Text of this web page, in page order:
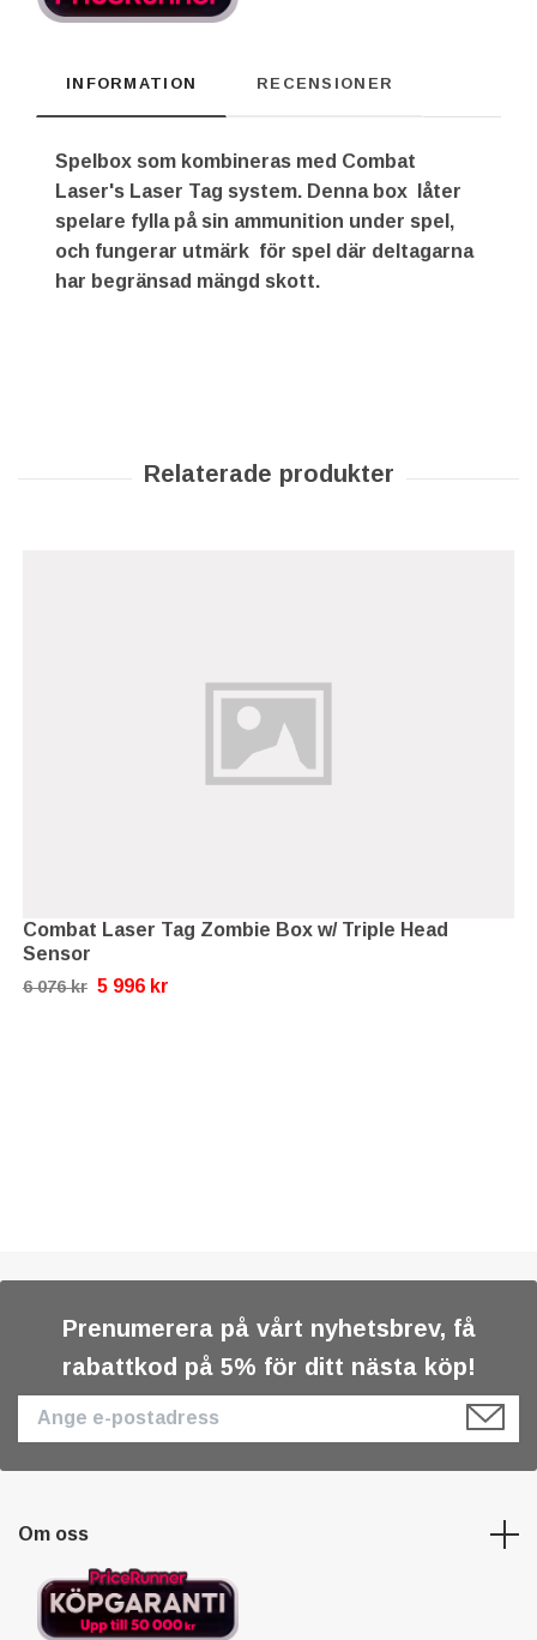
INFORMATION RECENSIONER
Spelbox som kombineras med Combat
Laser's Laser Tag system. Denna box låter
spelare fylla på sin ammunition under spel,
och fungerar utmärk för spel där deltagarna
har begränsad mängd skott.
Combat Laser Tag Zombie Box w/ Triple Head
Sensor
6 076 kr 5 996 kr
Prenumerera på vårt nyhetsbrev, få
rabattkod på 5% för ditt nästa köp!
Om oss